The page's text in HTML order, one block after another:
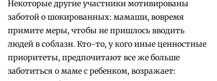
Некоторые другие участники мотивированы
заботой о шокированных: мамаши, вовремя
примите меры, чтобы не пришлось вводить
людей в соблазн. Кто-то, у кого иные ценностные
приоритеты, предпочитают все же больше
заботиться о маме с ребенком, возражает: